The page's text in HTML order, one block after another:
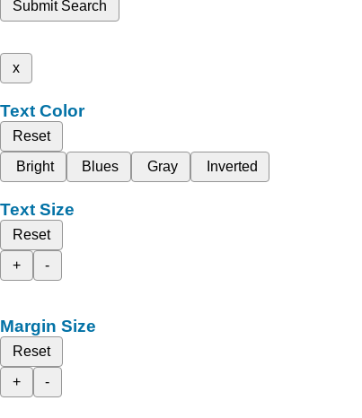
Submit Search
x
Text Color
Reset
Bright
Blues Gray Inverted
Text Size
Reset
+
-
Margin Size
Reset
+
-